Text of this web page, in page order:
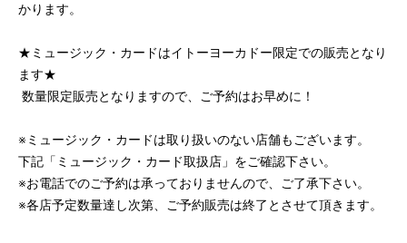
かります。
★ミュージック・カードはイトーヨーカドー限定での販売となり
ます★
数量限定販売となりますので、ご予約はお早めに！
※ミュージック・カードは取り扱いのない店舗もございます。
下記「ミュージック・カード取扱店」をご確認下さい。
※お電話でのご予約は承っておりませんので、ご了承下さい。
※各店予定数量達し次第、ご予約販売は終了とさせて頂きます。